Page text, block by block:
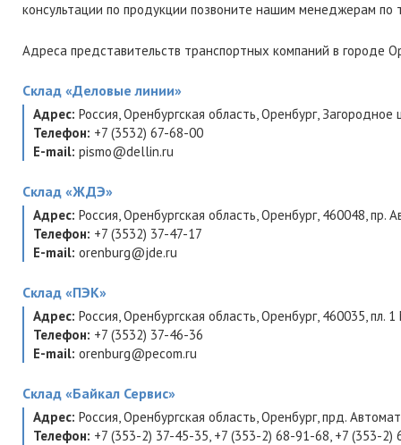
консультации по продукции позвоните нашим менеджерам
Адреса представительств транспортных компаний в городе
Склад «Деловые линии»
Адрес: Россия,Оренбургская область,Оренбург, Загородное
Телефон: +7 (3532) 67-68-00
E-mail: pismo@dellin.ru
Склад «ЖДЭ»
Адрес: Россия,Оренбургская область,Оренбург, 460048,пр.
Телефон: +7 (3532) 37-47-17
E-mail: orenburg@jde.ru
Склад «ПЭК»
Адрес: Россия,Оренбургская область,Оренбург, 460035,пл.
Телефон: +7 (3532) 37-46-36
E-mail: orenburg@pecom.ru
Склад «Байкал Сервис»
Адрес: Россия,Оренбургская область,Оренбург,прд.
Телефон: +7 (353-2) 37-45-35, +7 (353-2) 68-91-68, +7 (353-2)